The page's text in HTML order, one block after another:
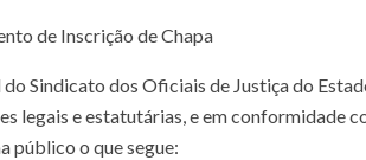
de Inscrição de Chapa
Sindicato dos Oficiais de Justiça do
legais e estatutárias, e em conformidade
público o que segue: